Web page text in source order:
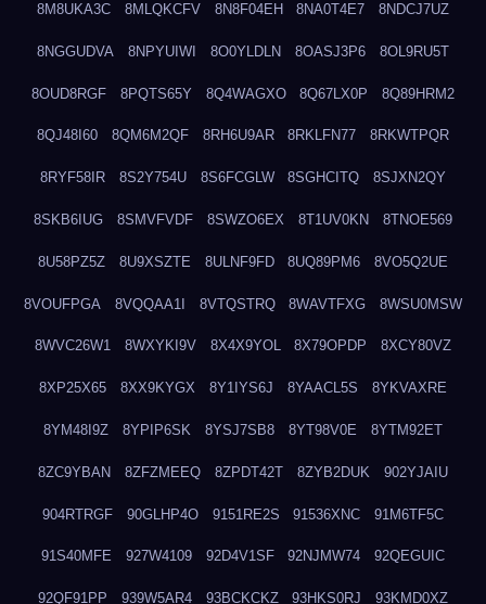
8M8UKA3C 8MLQKCFV 8N8F04EH 8NA0T4E7 8NDCJ7UZ
8NGGUDVA 8NPYUIWI 8O0YLDLN 8OASJ3P6 8OL9RU5T
8OUD8RGF 8PQTS65Y 8Q4WAGXO 8Q67LX0P 8Q89HRM2
8QJ48I60 8QM6M2QF 8RH6U9AR 8RKLFN77 8RKWTPQR
8RYF58IR 8S2Y754U 8S6FCGLW 8SGHCITQ 8SJXN2QY
8SKB6IUG 8SMVFVDF 8SWZO6EX 8T1UV0KN 8TNOE569
8U58PZ5Z 8U9XSZTE 8ULNF9FD 8UQ89PM6 8VO5Q2UE
8VOUFPGA 8VQQAA1I 8VTQSTRQ 8WAVTFXG 8WSU0MSW
8WVC26W1 8WXYKI9V 8X4X9YOL 8X79OPDP 8XCY80VZ
8XP25X65 8XX9KYGX 8Y1IYS6J 8YAACL5S 8YKVAXRE
8YM48I9Z 8YPIP6SK 8YSJ7SB8 8YT98V0E 8YTM92ET
8ZC9YBAN 8ZFZMEEQ 8ZPDT42T 8ZYB2DUK 902YJAIU
904RTRGF 90GLHP4O 9151RE2S 91536XNC 91M6TF5C
91S40MFE 927W4109 92D4V1SF 92NJMW74 92QEGUIC
92QF91PP 939W5AR4 93BCKCKZ 93HKS0RJ 93KMD0XZ